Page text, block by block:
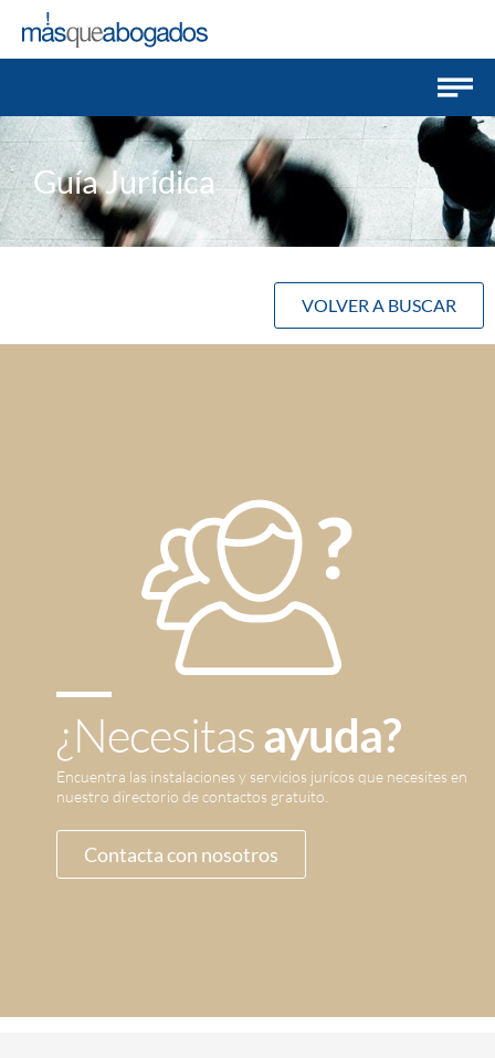
Guía Jurídica
VOLVER A BUSCAR
¿Necesitasayuda?
Encuentra las instalaciones y servicios jurícos que necesites en
nuestro directorio de contactos gratuito.
Contacta con nosotros